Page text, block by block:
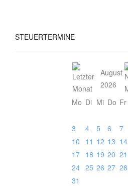
STEUERTERMINE
August
2026
Mo Di Mi Do Fr
3
4 5 6 7
10
11 12 13 14
17
18 19 20 21
24 25 26 27 28
31